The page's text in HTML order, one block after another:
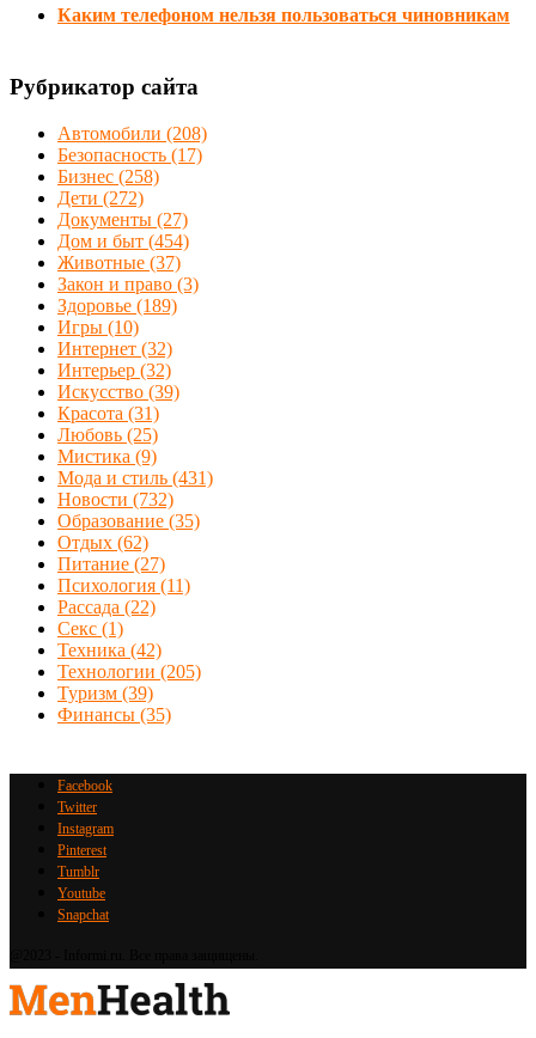
Каким телефоном нельзя пользоваться чиновникам
Рубрикатор сайта
Автомобили (208)
Безопасность (17)
Бизнес (258)
Дети (272)
Документы (27)
Дом и быт (454)
Животные (37)
Закон и право (3)
Здоровье (189)
Игры (10)
Интернет (32)
Интерьер (32)
Искусство (39)
Красота (31)
Любовь (25)
Мистика (9)
Мода и стиль (431)
Новости (732)
Образование (35)
Отдых (62)
Питание (27)
Психология (11)
Рассада (22)
Секс (1)
Техника (42)
Технологии (205)
Туризм (39)
Финансы (35)
Facebook
Twitter
Instagram
Pinterest
Tumblr
Youtube
Snapchat